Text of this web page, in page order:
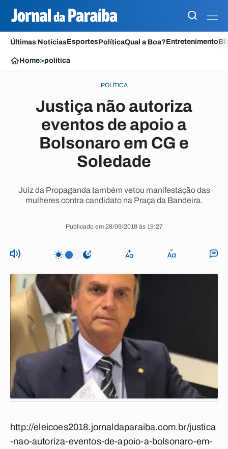
Últimas NotíciasEsportesPolíticaQual a Boa?Entretenimento
Home>política
POLÍTICA
Justiça não autoriza
eventos de apoio a
Bolsonaro em CG e
Soledade
Juiz da Propaganda também vetou manifestação das
mulheres contra candidato na Praça da Bandeira.
Publicado em 28/09/2018 às 19:27
http://eleicoes2018.jornaldaparaiba.com.br/justica
-nao-autoriza-eventos-de-apoio-a-bolsonaro-em-